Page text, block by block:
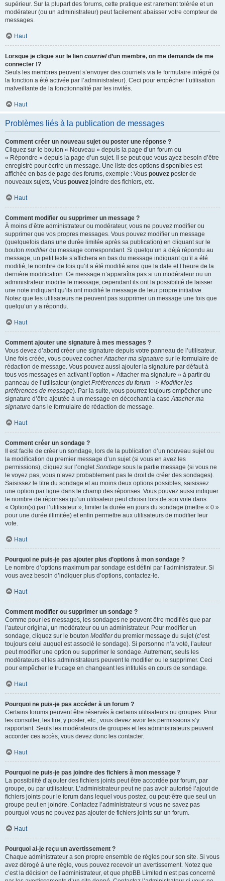
supérieur. Sur la plupart des forums, cette pratique est rarement tolérée et un
modérateur (ou un administrateur) peut facilement abaisser votre compteur de
messages.
Haut
Lorsque je clique sur le lien courrield’un membre, on me demande de me
connecter !?
Seuls les membres peuvent s’envoyer des courriels via le formulaire intégré (si
la fonction a été activée par l’administrateur). Ceci pour empêcher l’utilisation
malveillante de la fonctionnalité par les invités.
Haut
Problèmes liés à la publication de messages
Comment créer un nouveau sujet ou poster une réponse ?
Cliquez sur le bouton « Nouveau » depuis la page d’un forum ou
« Répondre » depuis la page d’un sujet. Il se peut que vous ayez besoin d’être
enregistré pour écrire un message. Une liste des options disponibles est
affichée en bas de page des forums, exemple : Vous pouvez poster de
nouveaux sujets, Vous pouvez joindre des fichiers, etc.
Haut
Comment modifier ou supprimer un message ?
À moins d’être administrateur ou modérateur, vous ne pouvez modifier ou
supprimer que vos propres messages. Vous pouvez modifier un message
(quelquefois dans une durée limitée après sa publication) en cliquant sur le
bouton modifierdu message correspondant. Si quelqu’un a déjà répondu au
message, un petit texte s’affichera en bas du message indiquant qu’il a été
modifié, le nombre de fois qu’il a été modifié ainsi que la date et l’heure de la
dernière modification. Ce message n’apparaîtra pas si un modérateur ou un
administrateur modifie le message, cependant ils ont la possibilité de laisser
une note indiquant qu’ils ont modifié le message de leur propre initiative.
Notez que les utilisateurs ne peuvent pas supprimer un message une fois que
quelqu’un y a répondu.
Haut
Comment ajouter une signature à mes messages ?
Vous devez d’abord créer une signature depuis votre panneau de l’utilisateur.
Une fois créée, vous pouvez cocherAttacher ma signature sur le formulaire de
rédaction de message. Vous pouvez aussi ajouter la signature par défaut à
tous vos messages en activant l’option « Attacher ma signature » à partir du
panneau de l’utilisateur (ongletPréférences du forum --> Modifier les
préférences de message). Par la suite, vous pourrez toujours empêcher une
signature d’être ajoutée à un message en décochant la caseAttacher ma
signature dans le formulaire de rédaction de message.
Haut
Comment créer un sondage ?
Il est facile de créer un sondage, lors de la publication d’un nouveau sujet ou
la modification du premier message d’un sujet (si vous en avez les
permissions), cliquez sur l’ongletSondage sous la partie message (si vous ne
le voyez pas, vous n’avez probablement pas le droit de créer des sondages).
Saisissez le titre du sondage et au moins deux options possibles, saisissez
une option par ligne dans le champ des réponses. Vous pouvez aussi indiquer
le nombre de réponses qu’un utilisateur peut choisir lors de son vote dans
« Option(s) par l’utilisateur », limiter la durée en jours du sondage (mettre « 0 »
pour une durée illimitée) et enfin permettre aux utilisateurs de modifier leur
vote.
Haut
Pourquoi ne puis-je pas ajouter plus d’options à mon sondage ?
Le nombre d’options maximum par sondage est défini par l’administrateur. Si
vous avez besoin d’indiquer plus d’options, contactez-le.
Haut
Comment modifier ou supprimer un sondage ?
Comme pour les messages, les sondages ne peuvent être modifiés que par
l’auteur original, un modérateur ou un administrateur. Pour modifier un
sondage, cliquez sur le bouton Modifierdu premier message du sujet (c’est
toujours celui auquel est associé le sondage). Si personne n’a voté, l’auteur
peut modifier une option ou supprimer le sondage. Autrement, seuls les
modérateurs et les administrateurs peuvent le modifier ou le supprimer. Ceci
pour empêcher le trucage en changeant les intitulés en cours de sondage.
Haut
Pourquoi ne puis-je pas accéder à un forum ?
Certains forums peuvent être réservés à certains utilisateurs ou groupes. Pour
les consulter, les lire, y poster, etc., vous devez avoir les permissions s’y
rapportant. Seuls les modérateurs de groupes et les administrateurs peuvent
accorder ces accès, vous devez donc les contacter.
Haut
Pourquoi ne puis-je pas joindre des fichiers à mon message ?
La possibilité d’ajouter des fichiers joints peut être accordée par forum, par
groupe, ou par utilisateur. L’administrateur peut ne pas avoir autorisé l’ajout de
fichiers joints pour le forum dans lequel vous postez, ou peut-être que seul un
groupe peut en joindre. Contactez l’administrateur si vous ne savez pas
pourquoi vous ne pouvez pas ajouter de fichiers joints sur un forum.
Haut
Pourquoi ai-je reçu un avertissement ?
Chaque administrateur a son propre ensemble de règles pour son site. Si vous
avez dérogé à une règle, vous pouvez recevoir un avertissement. Notez que
c’est la décision de l’administrateur, et que phpBB Limited n’est pas concerné